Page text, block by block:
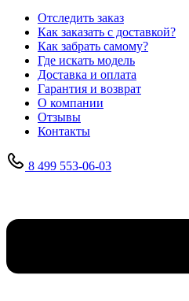
Отследить заказ
Как заказать с доставкой?
Как забрать самому?
Где искать модель
Доставка и оплата
Гарантия и возврат
О компании
Отзывы
Контакты
8 499 553-06-03